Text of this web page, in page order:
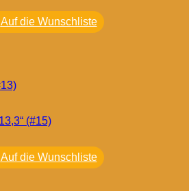
Auf die Wunschliste
Auf die Wunschliste